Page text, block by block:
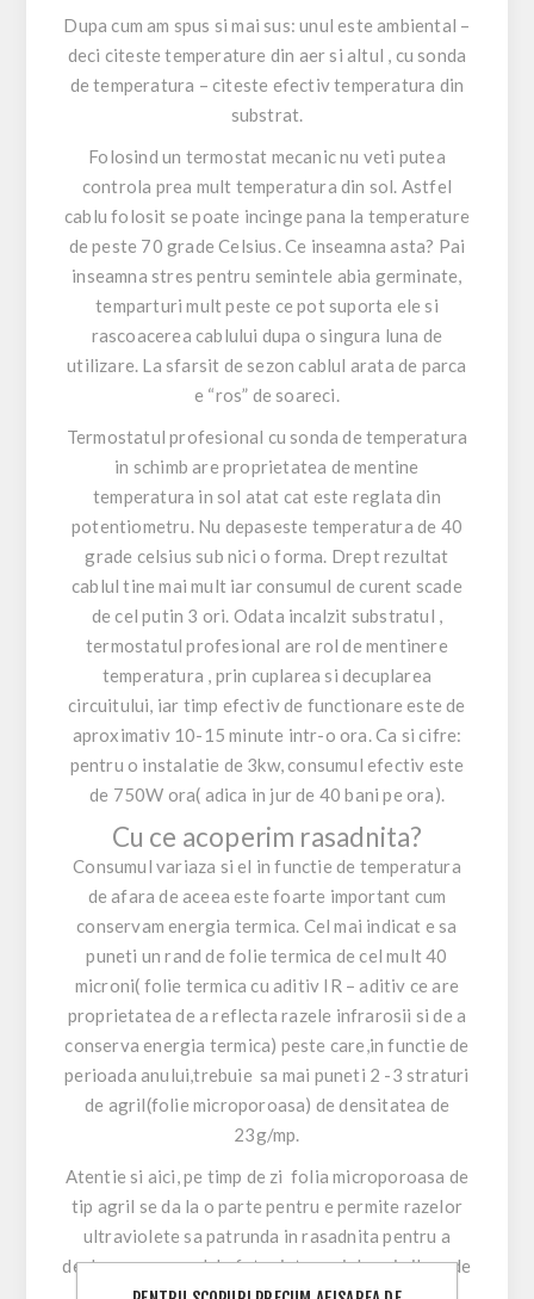
Dupa cum am spus si mai sus: unul este ambiental –
deci citeste temperature din aer si altul , cu sonda
de temperatura – citeste efectiv temperatura din
substrat.
Folosind un termostat mecanic nu veti putea
controla prea mult temperatura din sol. Astfel
cablu folosit se poate incinge pana la temperature
de peste 70 grade Celsius. Ce inseamna asta? Pai
inseamna stres pentru semintele abia germinate,
temparturi mult peste ce pot suporta ele si
rascoacerea cablului dupa o singura luna de
utilizare. La sfarsit de sezon cablul arata de parca
e “ros” de soareci.
Termostatul profesional cu sonda de temperatura
in schimb are proprietatea de mentine
temperatura in sol atat cat este reglata din
potentiometru. Nu depaseste temperatura de 40
grade celsius sub nici o forma. Drept rezultat
cablul tine mai mult iar consumul de curent scade
de cel putin 3 ori. Odata incalzit substratul ,
termostatul profesional are rol de mentinere
temperatura , prin cuplarea si decuplarea
circuitului, iar timp efectiv de functionare este de
aproximativ 10-15 minute intr-o ora. Ca si cifre:
pentru o instalatie de 3kw, consumul efectiv este
de 750W ora( adica in jur de 40 bani pe ora).
Cu ce acoperim rasadnita?
Consumul variaza si el in functie de temperatura
de afara de aceea este foarte important cum
conservam energia termica. Cel mai indicat e sa
puneti un rand de folie termica de cel mult 40
microni( folie termica cu aditiv IR – aditiv ce are
proprietatea de a reflecta razele infrarosii si de a
conserva energia termica) peste care,in functie de
perioada anului,trebuie sa mai puneti 2 -3 straturi
de agril(folie microporoasa) de densitatea de
23g/mp.
Atentie si aici, pe timp de zi folia microporoasa de
tip agril se da la o parte pentru e permite razelor
ultraviolete sa patrunda in rasadnita pentru a
declansa procesul de fotosinteza si de asimilare de